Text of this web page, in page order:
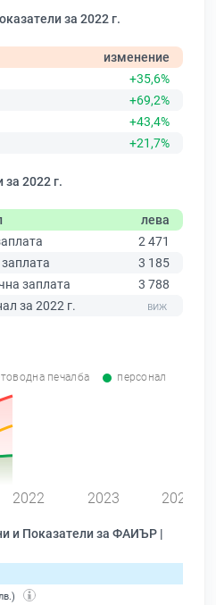
за 2022 г.
изменение
+35,6%
+69,2%
+43,4%
+21,7%
2022 г.
лева
2 471
3 185
заплата
3 788
за 2022 г.
печалба персонал
2022 2023 2024
и Показатели за ФАИЪР |